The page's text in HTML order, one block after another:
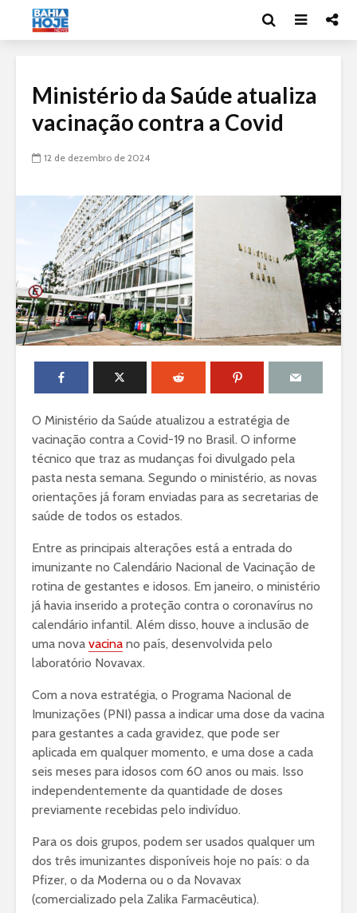
Ministério da Saúde atualiza
vacinação contra a Covid
12 de dezembro de 2024
O Ministério da Saúde atualizou a estratégia de
vacinação contra a Covid-19 no Brasil. O informe
técnico que traz as mudanças foi divulgado pela
pasta nesta semana. Segundo o ministério, as novas
orientações já foram enviadas para as secretarias de
saúde de todos os estados.
Entre as principais alterações está a entrada do
imunizante no Calendário Nacional de Vacinação de
rotina de gestantes e idosos. Em janeiro, o ministério
já havia inserido a proteção contra o coronavírus no
calendário infantil. Além disso, houve a inclusão de
uma nova vacina no país, desenvolvida pelo
laboratório Novavax.
Com a nova estratégia, o Programa Nacional de
Imunizações (PNI) passa a indicar uma dose da vacina
para gestantes a cada gravidez, que pode ser
aplicada em qualquer momento, e uma dose a cada
seis meses para idosos com 60 anos ou mais. Isso
independentemente da quantidade de doses
previamente recebidas pelo indivíduo.
Para os dois grupos, podem ser usados qualquer um
dos três imunizantes disponíveis hoje no país: o da
Pfizer, o da Moderna ou o da Novavax
(comercializado pela Zalika Farmacêutica).